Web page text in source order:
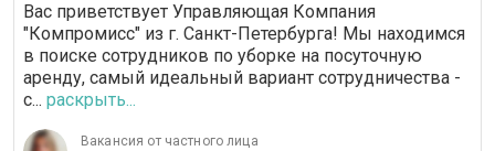
Вас приветствует Управляющая Компания
"Компромисс" из г. Санкт-Петербурга! Мы находимся
в поиске сотрудников по уборке на посуточную
аренду, самый идеальный вариант сотрудничества -
с... раскрыть...
Вакансия от частного лица